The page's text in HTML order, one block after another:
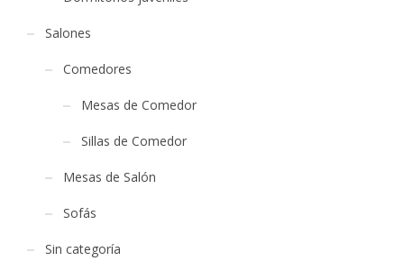
Salones
Comedores
Mesas de Comedor
Sillas de Comedor
Mesas de Salón
Sofás
Sin categoría